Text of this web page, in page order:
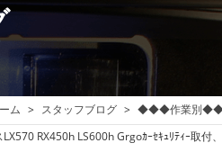
ム スタッフブログ ◆◆◆作業別
RX450h LS600h Grgoｶｰｾｷｭﾘﾃｨｰ取